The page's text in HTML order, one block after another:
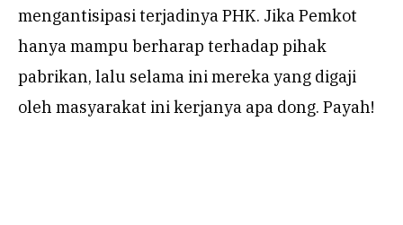
mengantisipasi terjadinya PHK. Jika Pemkot
hanya mampu berharap terhadap pihak
pabrikan, lalu selama ini mereka yang digaji
oleh masyarakat ini kerjanya apa dong. Payah!